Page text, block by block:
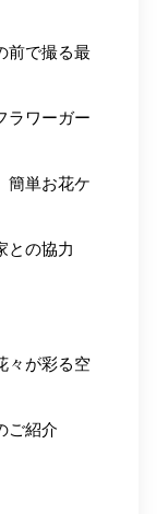
前で撮る最
ラワーガー
簡単お花ケ
との協力
々が彩る空
ご紹介